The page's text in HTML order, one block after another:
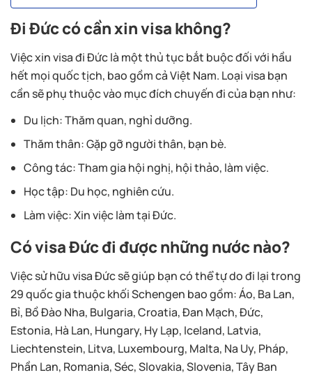
Đi Đức có cần xin visa không?
Việc xin visa đi Đức là một thủ tục bắt buộc đối với hầu
hết mọi quốc tịch, bao gồm cả Việt Nam. Loại visa bạn
cần sẽ phụ thuộc vào mục đích chuyến đi của bạn như:
Du lịch: Thăm quan, nghỉ dưỡng.
Thăm thân: Gặp gỡ người thân, bạn bè.
Công tác: Tham gia hội nghị, hội thảo, làm việc.
Học tập: Du học, nghiên cứu.
Làm việc: Xin việc làm tại Đức.
Có visa Đức đi được những nước nào?
Việc sử hữu visa Đức sẽ giúp bạn có thể tự do đi lại trong
29 quốc gia thuộc khối Schengen bao gồm: Áo, Ba Lan,
Bỉ, Bồ Đào Nha, Bulgaria, Croatia, Đan Mạch, Đức,
Estonia, Hà Lan, Hungary, Hy Lạp, Iceland, Latvia,
Liechtenstein, Litva, Luxembourg, Malta, Na Uy, Pháp,
Phần Lan, Romania, Séc, Slovakia, Slovenia, Tây Ban